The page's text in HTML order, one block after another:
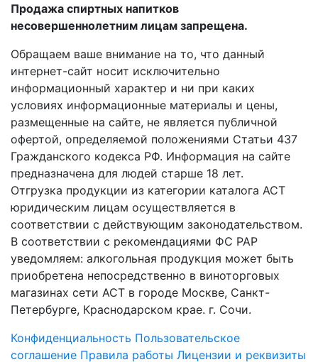
Продажа спиртных напитков
несовершеннолетним лицам запрещена.
Обращаем ваше внимание на то, что данный
интернет-сайт носит исключительно
информационный характер и ни при каких
условиях информационные материалы и цены,
размещенные на сайте, не является публичной
офертой, определяемой положениями Статьи 437
Гражданского кодекса РФ. Информация на сайте
предназначена для людей старше 18 лет.
Отгрузка продукции из категории каталога АСТ
юридическим лицам осуществляется в
соответствии с действующим законодательством.
В соответствии с рекомендациями ФС РАР
уведомляем: алкогольная продукция может быть
приобретена непосредственно в виноторговых
магазинах сети АСТ в городе Москве, Санкт-
Петербурге, Краснодарском крае. г. Сочи.
Конфиденциальность Пользовательское
соглашение Правила работы Лицензии и реквизиты